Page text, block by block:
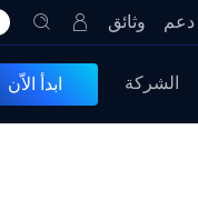
دعم وثائق
الشركة ابدأ الاّن